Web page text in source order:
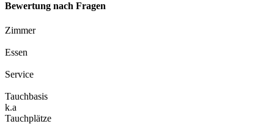
Bewertung nach Fragen
Zimmer
Essen
Service
Tauchbasis
k.a
Tauchplätze